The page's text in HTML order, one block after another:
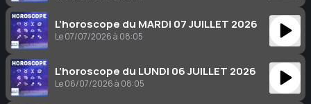
L’horoscope du MARDI 07 JUILLET 2026
Le 07/07/2026 à 08:05
L’horoscope du LUNDI 06 JUILLET 2026
Le 06/07/2026 à 08:05